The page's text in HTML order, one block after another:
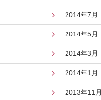
2014年7月
2014年5月
2014年3月
2014年1月
2013年11月